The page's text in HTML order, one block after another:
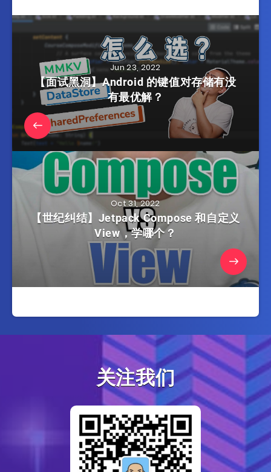
Jun 23, 2022
【面试黑洞】Android 的键值对存储有没
有最优解？
Oct 31, 2022
【世纪纠结】Jetpack Compose 和自定义
View，学哪个？
关注我们